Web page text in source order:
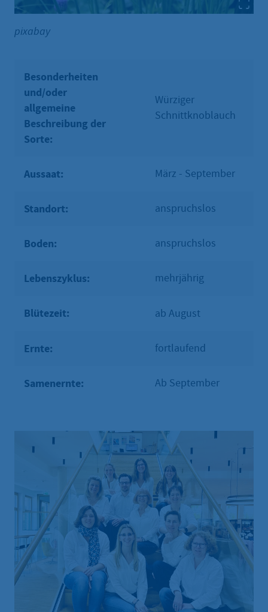
pixabay
Besonderheiten
und/oder
allgemeine
Beschreibung der
Sorte:
Würziger
Schnittknoblauch
Aussaat: März - September
Standort: anspruchslos
Boden: anspruchslos
Lebenszyklus: mehrjährig
Blütezeit: ab August
Ernte: fortlaufend
Samenernte: Ab September